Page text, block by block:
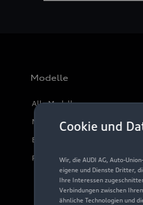
Cookie und
Wir, die AUDI AG, Auto-
eigene und Dienste Dritter,
Ihre Interessen
Verbindungen zwischen
ähnliche Technologien und
Modelle
Alle Modelle
Modelle vergleichen
Elektromodelle
Plug-in-Hybride